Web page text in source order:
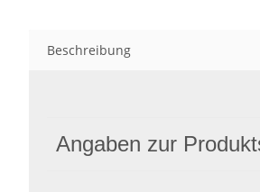
Beschreibung
Angaben zur